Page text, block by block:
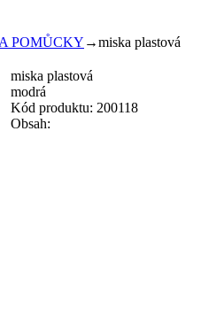
POMŮCKY →miska plastová
miska plastová
modrá
Kód produktu: 200118
Obsah: